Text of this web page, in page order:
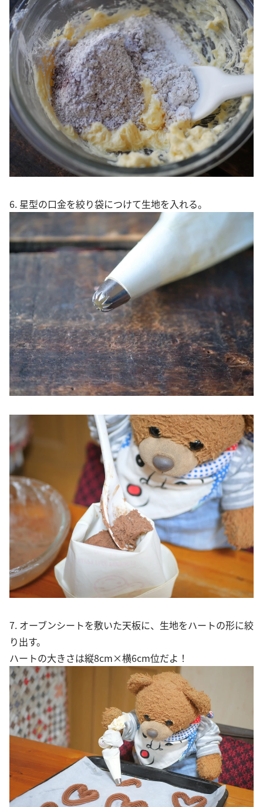
6. 星型の口金を絞り袋につけて生地を入れる。
7. オーブンシートを敷いた天板に、生地をハートの形に絞
り出す。
ハートの大きさは縦8cm×横6cm位だよ！